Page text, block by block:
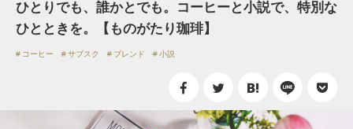
ひとりでも、誰かとでも。コーヒーと小説で、特別な
ひとときを。【ものがたり珈琲】
コーヒー サブスク ブレンド 小説